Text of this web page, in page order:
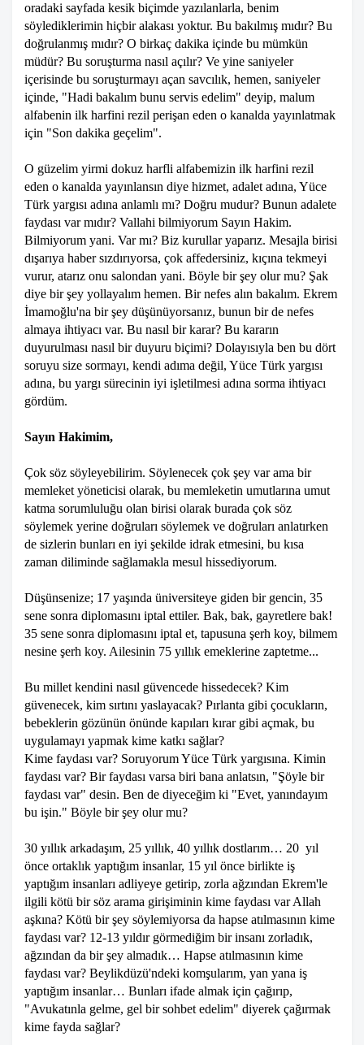
oradaki sayfada kesik biçimde yazılanlarla, benim
söylediklerimin hiçbir alakası yoktur. Bu bakılmış mıdır? Bu
doğrulanmış mıdır? O birkaç dakika içinde bu mümkün
müdür? Bu soruşturma nasıl açılır? Ve yine saniyeler
içerisinde bu soruşturmayı açan savcılık, hemen, saniyeler
içinde, "Hadi bakalım bunu servis edelim" deyip, malum
alfabenin ilk harfini rezil perişan eden o kanalda yayınlatmak
için "Son dakika geçelim".
O güzelim yirmi dokuz harfli alfabemizin ilk harfini rezil
eden o kanalda yayınlansın diye hizmet, adalet adına, Yüce
Türk yargısı adına anlamlı mı? Doğru mudur? Bunun adalete
faydası var mıdır? Vallahi bilmiyorum Sayın Hakim.
Bilmiyorum yani. Var mı? Biz kurullar yaparız. Mesajla birisi
dışarıya haber sızdırıyorsa, çok affedersiniz, kıçına tekmeyi
vurur, atarız onu salondan yani. Böyle bir şey olur mu? Şak
diye bir şey yollayalım hemen. Bir nefes alın bakalım. Ekrem
İmamoğlu'na bir şey düşünüyorsanız, bunun bir de nefes
almaya ihtiyacı var. Bu nasıl bir karar? Bu kararın
duyurulması nasıl bir duyuru biçimi? Dolayısıyla ben bu dört
soruyu size sormayı, kendi adıma değil, Yüce Türk yargısı
adına, bu yargı sürecinin iyi işletilmesi adına sorma ihtiyacı
gördüm.
Sayın Hakimim,
Çok söz söyleyebilirim. Söylenecek çok şey var ama bir
memleket yöneticisi olarak, bu memleketin umutlarına umut
katma sorumluluğu olan birisi olarak burada çok söz
söylemek yerine doğruları söylemek ve doğruları anlatırken
de sizlerin bunları en iyi şekilde idrak etmesini, bu kısa
zaman diliminde sağlamakla mesul hissediyorum.
Düşünsenize; 17 yaşında üniversiteye giden bir gencin, 35
sene sonra diplomasını iptal ettiler. Bak, bak, gayretlere bak!
35 sene sonra diplomasını iptal et, tapusuna şerh koy, bilmem
nesine şerh koy. Ailesinin 75 yıllık emeklerine zaptetme...
Bu millet kendini nasıl güvencede hissedecek? Kim
güvenecek, kim sırtını yaslayacak? Pırlanta gibi çocukların,
bebeklerin gözünün önünde kapıları kırar gibi açmak, bu
uygulamayı yapmak kime katkı sağlar?
Kime faydası var? Soruyorum Yüce Türk yargısına. Kimin
faydası var? Bir faydası varsa biri bana anlatsın, "Şöyle bir
faydası var" desin. Ben de diyeceğim ki "Evet, yanındayım
bu işin." Böyle bir şey olur mu?
30 yıllık arkadaşım, 25 yıllık, 40 yıllık dostlarım… 20 yıl
önce ortaklık yaptığım insanlar, 15 yıl önce birlikte iş
yaptığım insanları adliyeye getirip, zorla ağzından Ekrem'le
ilgili kötü bir söz arama girişiminin kime faydası var Allah
aşkına? Kötü bir şey söylemiyorsa da hapse atılmasının kime
faydası var? 12-13 yıldır görmediğim bir insanı zorladık,
ağzından da bir şey almadık… Hapse atılmasının kime
faydası var? Beylikdüzü'ndeki komşularım, yan yana iş
yaptığım insanlar… Bunları ifade almak için çağırıp,
"Avukatınla gelme, gel bir sohbet edelim" diyerek çağırmak
kime fayda sağlar?